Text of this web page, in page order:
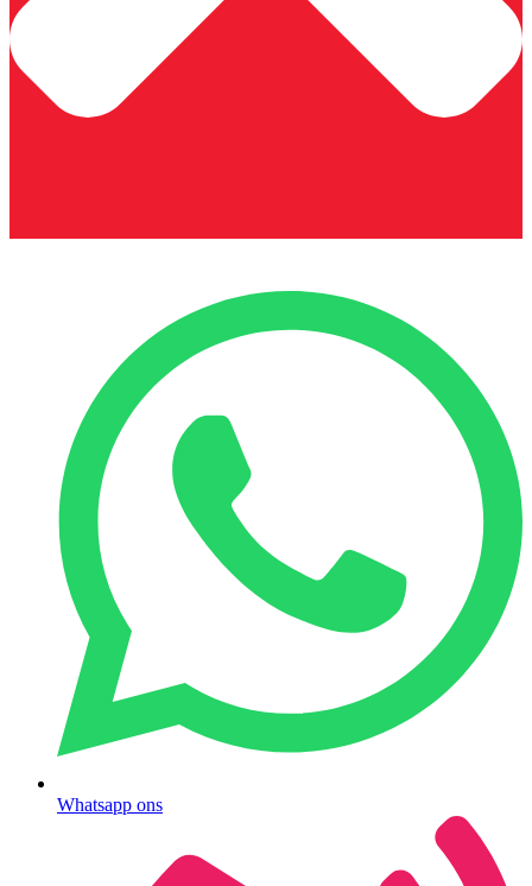
Whatsapp ons